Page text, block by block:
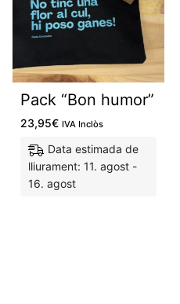
Pack “Bon humor”
23,95€ IVA Inclòs
Data estimada de
lliurament: 11. agost -
16. agost